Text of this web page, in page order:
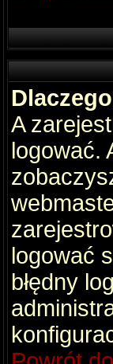
A
logować.
logować
błędny